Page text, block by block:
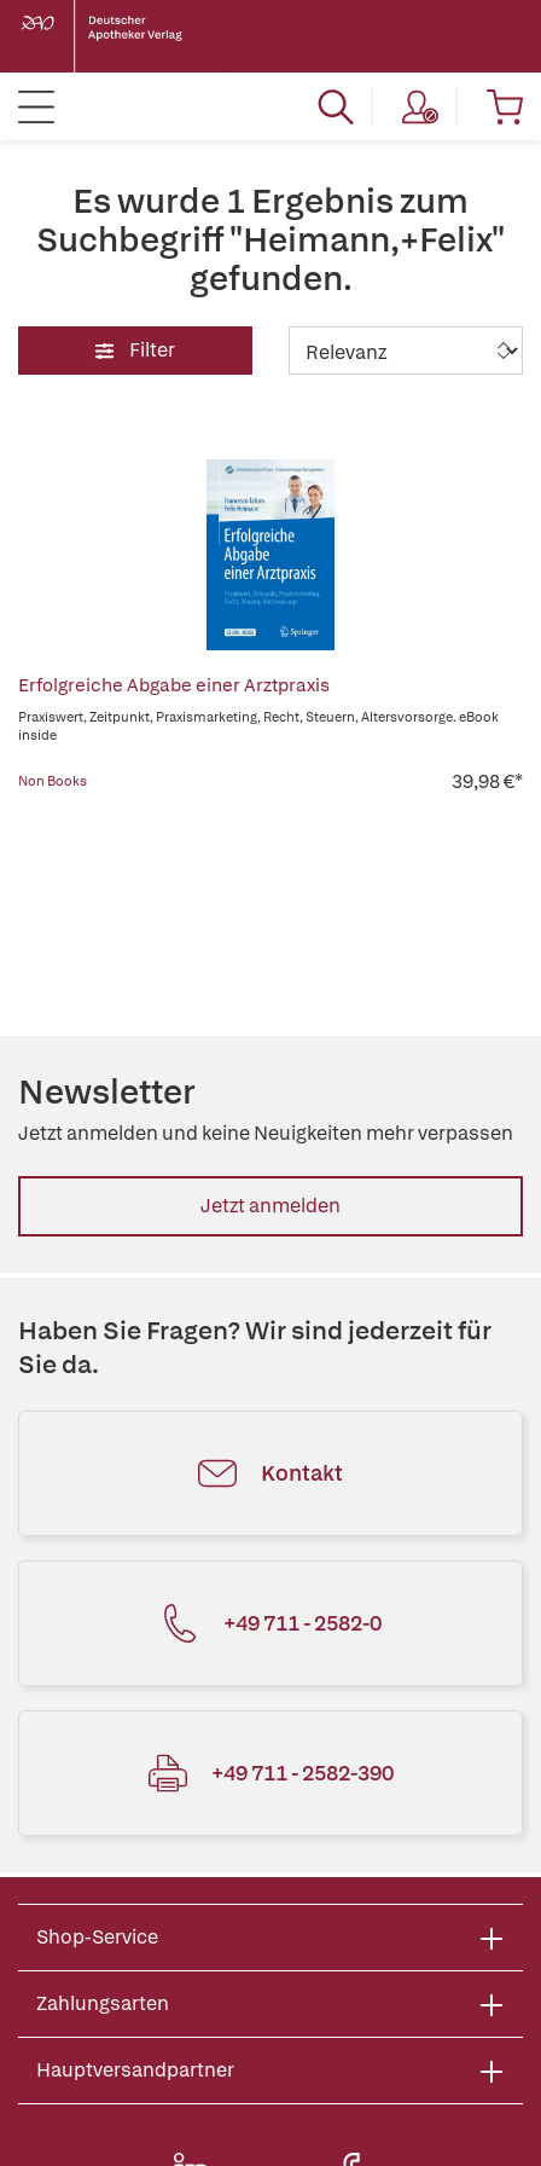
Es wurde 1 Ergebnis zum
Suchbegriff "Heimann,+Felix"
gefunden.
Filter
Erfolgreiche Abgabe einer Arztpraxis
Praxiswert, Zeitpunkt, Praxismarketing, Recht, Steuern, Altersvorsorge. eBook
inside
Non Books 39,98 €*
Newsletter
Jetzt anmelden und keine Neuigkeiten mehr verpassen
Jetzt anmelden
Haben Sie Fragen? Wir sind jederzeit für
Sie da.
Kontakt
+49 711 - 2582-0
+49 711 - 2582-390
Shop-Service
Zahlungsarten
Hauptversandpartner